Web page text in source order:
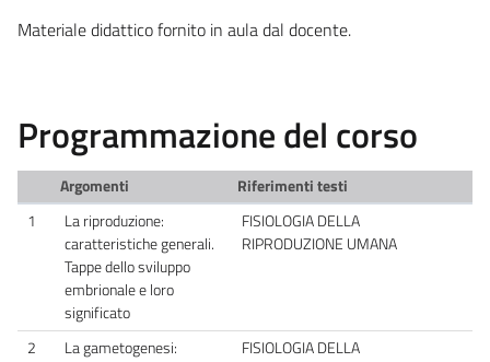
Materiale didattico fornito in aula dal docente.
Programmazione del corso
Argomenti
Riferimenti testi
1
La riproduzione:
caratteristiche generali.
Tappe dello sviluppo
embrionale e loro
significato
FISIOLOGIA DELLA
RIPRODUZIONE UMANA
2
La gametogenesi:
FISIOLOGIA DELLA